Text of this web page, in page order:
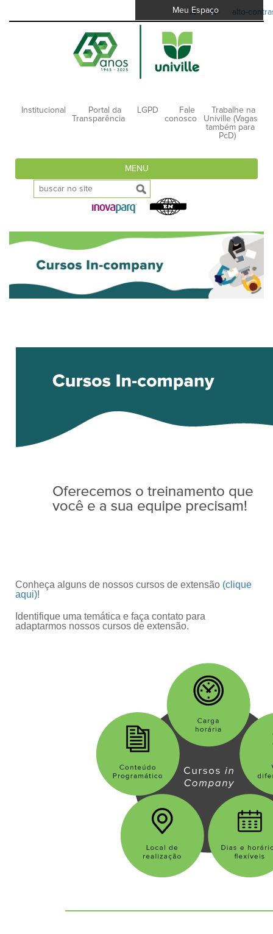
A- A+ alto-
Meu Espaço
Institucional
Portal da
Transparência
LGPD
Fale
conosco
Trabalhe na
Univille (Vagas
também para
PcD)
MENU
Conheça alguns de nossos cursos de extensão (clique
aqui)!
Identifique uma temática e faça contato para
adaptarmos nossos cursos de extensão.